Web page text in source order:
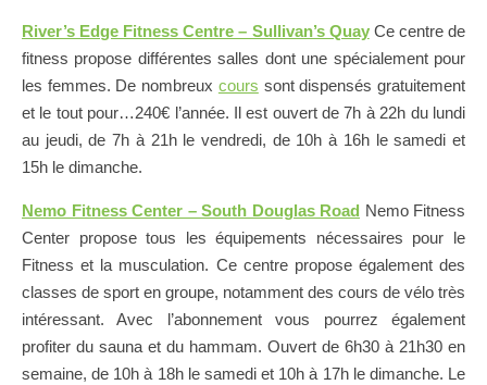
River’s Edge Fitness Centre – Sullivan’s Quay Ce centre de
fitness propose différentes salles dont une spécialement pour
les femmes. De nombreux cours sont dispensés gratuitement
et le tout pour…240€ l’année. Il est ouvert de 7h à 22h du lundi
au jeudi, de 7h à 21h le vendredi, de 10h à 16h le samedi et
15h le dimanche.
Nemo Fitness Center – South Douglas Road Nemo Fitness
Center propose tous les équipements nécessaires pour le
Fitness et la musculation. Ce centre propose également des
classes de sport en groupe, notamment des cours de vélo très
intéressant. Avec l’abonnement vous pourrez également
profiter du sauna et du hammam. Ouvert de 6h30 à 21h30 en
semaine, de 10h à 18h le samedi et 10h à 17h le dimanche. Le